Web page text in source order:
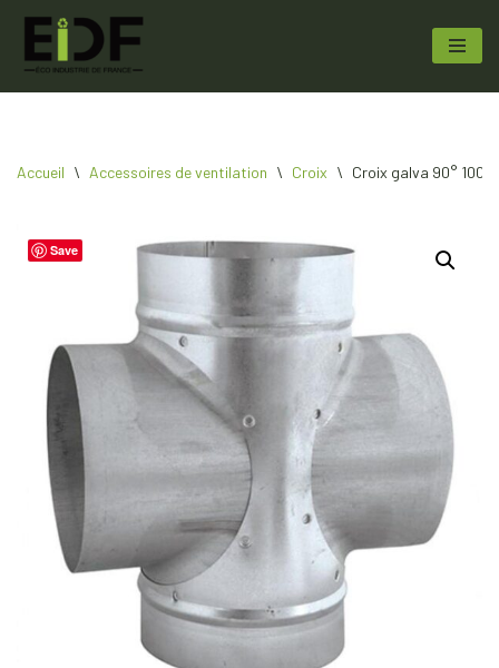
Aller
Accueil \ Accessoires de ventilation \ Croix \ Croix galva 90°
Save